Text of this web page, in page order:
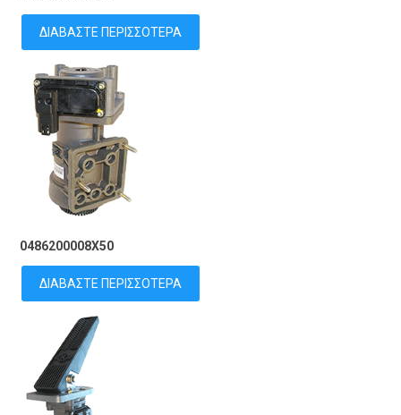
ΔΙΑΒΆΣΤΕ ΠΕΡΙΣΣΌΤΕΡΑ
0486200008X50
ΔΙΑΒΆΣΤΕ ΠΕΡΙΣΣΌΤΕΡΑ